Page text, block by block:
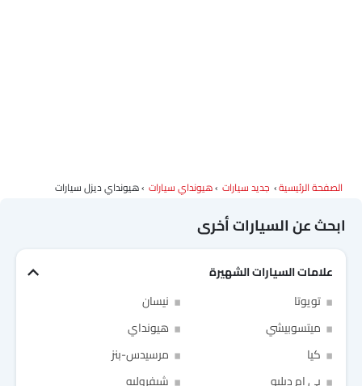
الصفحة الرئيسية جديد سيارات هيونداي سيارات هيونداي ديزل سيارات
ابحث عن السيارات أخرى
علامات السيارات الشهيرة
تويوتا
نيسان
ميتسوبيشي
هيونداي
كيا
مرسيدس-بنز
بي إم دبليو
شيفروليه
Link Your Facebook Account